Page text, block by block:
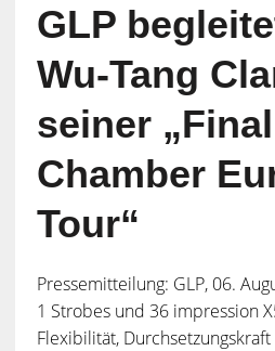
GLP
Wu-Tang
seiner „Final
Chamber
Tour“
Pressemitteilung: GLP, 06.
1 Strobes und 36 impression
Flexibilität,